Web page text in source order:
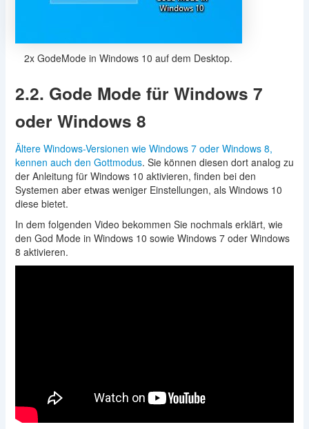
2x GodeMode in Windows 10 auf dem Desktop.
2.2. Gode Mode für Windows 7
oder Windows 8
Ältere Windows-Versionen wie Windows 7 oder Windows 8,
kennen auch den Gottmodus. Sie können diesen dort analog zu
der Anleitung für Windows 10 aktivieren, finden bei den
Systemen aber etwas weniger Einstellungen, als Windows 10
diese bietet.
In dem folgenden Video bekommen Sie nochmals erklärt, wie
den God Mode in Windows 10 sowie Windows 7 oder Windows
8 aktivieren.